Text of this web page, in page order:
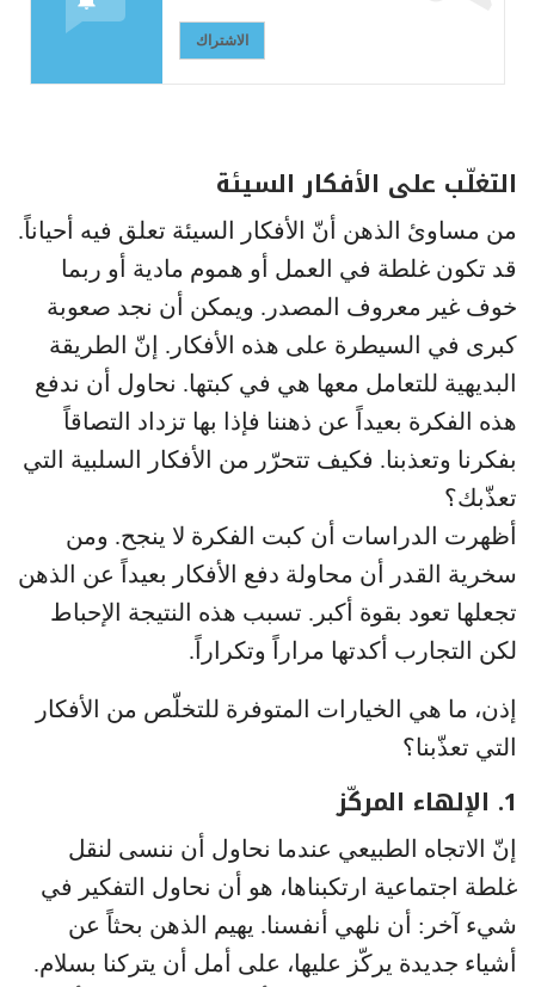
الاشتراك
التغلّب على الأفكار السيئة
من مساوئ الذهن أنّ الأفكار السيئة تعلق فيه أحياناً.
قد تكون غلطة في العمل أو هموم مادية أو ربما
خوف غير معروف المصدر. ويمكن أن نجد صعوبة
كبرى في السيطرة على هذه الأفكار. إنّ الطريقة
البديهية للتعامل معها هي في كبتها. نحاول أن ندفع
هذه الفكرة بعيداً عن ذهننا فإذا بها تزداد التصاقاً
بفكرنا وتعذبنا. فكيف تتحرّر من الأفكار السلبية التي
تعذّبك؟
أظهرت الدراسات أن كبت الفكرة لا ينجح. ومن
سخرية القدر أن محاولة دفع الأفكار بعيداً عن الذهن
تجعلها تعود بقوة أكبر. تسبب هذه النتيجة الإحباط
لكن التجارب أكدتها مراراً وتكراراً.
إذن، ما هي الخيارات المتوفرة للتخلّص من الأفكار
التي تعذّبنا؟
1. الإلهاء المركّز
إنّ الاتجاه الطبيعي عندما نحاول أن ننسى لنقل
غلطة اجتماعية ارتكبناها، هو أن نحاول التفكير في
شيء آخر: أن نلهي أنفسنا. يهيم الذهن بحثاً عن
أشياء جديدة يركّز عليها، على أمل أن يتركنا بسلام.